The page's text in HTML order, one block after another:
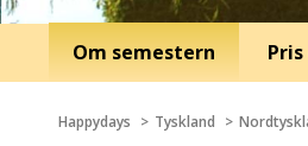
Om semestern
Happydays Tyskland